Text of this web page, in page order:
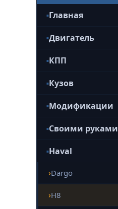
Главная
Двигатель
КПП
Кузов
Модификации
Своими руками
Haval
Dargo
H8